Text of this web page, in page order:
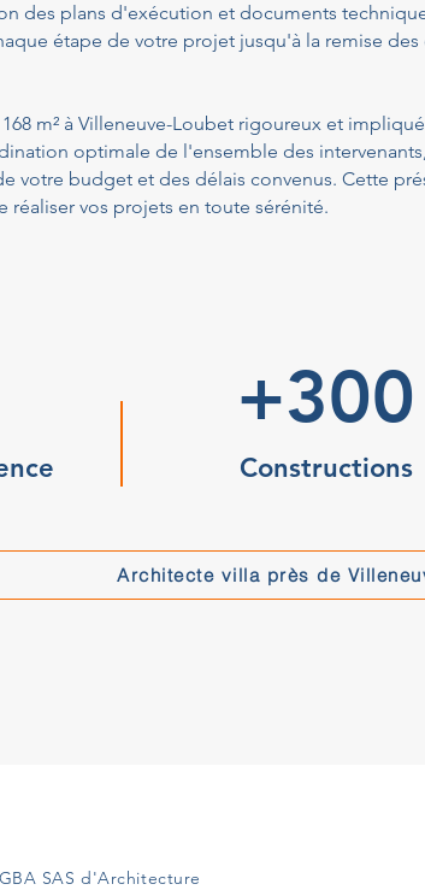
des plans d'exécution et documents
étape de votre projet jusqu'à la remise des
m² à Villeneuve-Loubet rigoureux et
optimale de l'ensemble des
votre budget et des délais convenus. Cette
réaliser vos projets en toute sérénité.
+300
Constructions
Architecte villa près de
SAS d'Architecture